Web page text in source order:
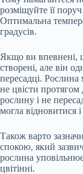
розміщуйте її
Оптимальна
градусів.
Якщо ви впевнені,
створені, але він
пересадці. Рослина
не цвісти протягом
рослину і не
могла відновитися
Також варто
спокою, який
рослина
цвітінні.